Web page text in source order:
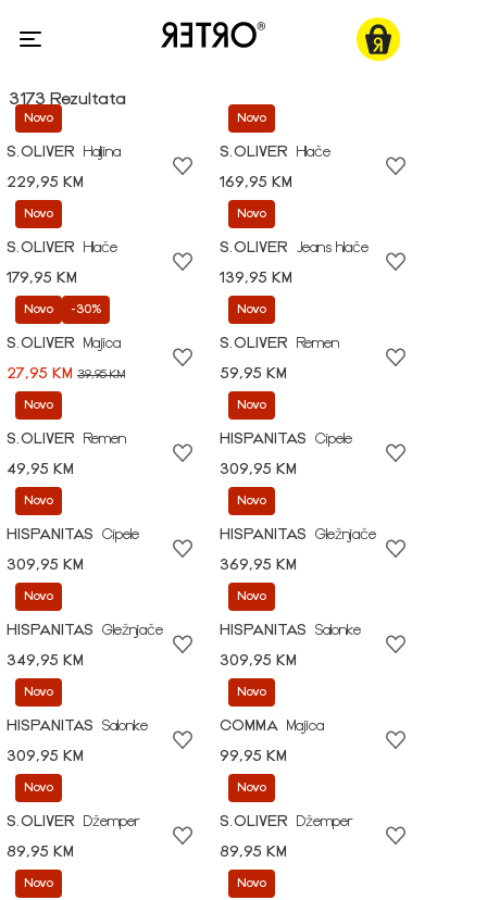
3173 Rezultata
Novo
S.OLIVER
Haljina
229,95 KM
Novo
S.OLIVER
Hlače
169,95 KM
Novo
S.OLIVER
Hlače
179,95 KM
Novo
S.OLIVER
Jeans hlače
139,95 KM
Novo -30%
S.OLIVER
Majica
27,95 KM 39,95 KM
Novo
S.OLIVER
Remen
59,95 KM
Novo
S.OLIVER
Remen
49,95 KM
Novo
HISPANITAS
Cipele
309,95 KM
Novo
HISPANITAS
Cipele
309,95 KM
Novo
HISPANITAS
Gležnjače
369,95 KM
Novo
HISPANITAS
Gležnjače
349,95 KM
Novo
HISPANITAS
Salonke
309,95 KM
Novo
HISPANITAS
Salonke
309,95 KM
Novo
COMMA
Majica
99,95 KM
Novo
S.OLIVER
Džemper
89,95 KM
Novo
S.OLIVER
Džemper
89,95 KM
Novo Novo